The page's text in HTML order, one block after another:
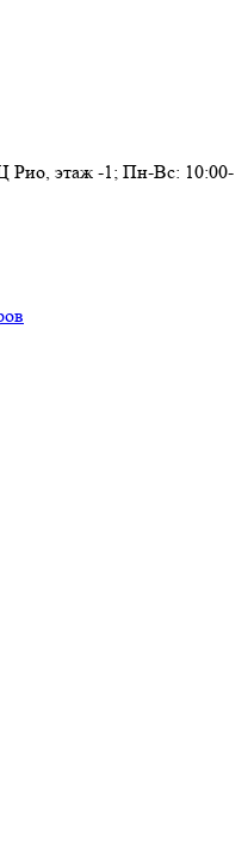
Рио, этаж -1; Пн-Вс: 10:00-